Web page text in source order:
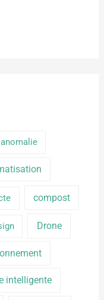
anomalie
compost
Drone
intelligente